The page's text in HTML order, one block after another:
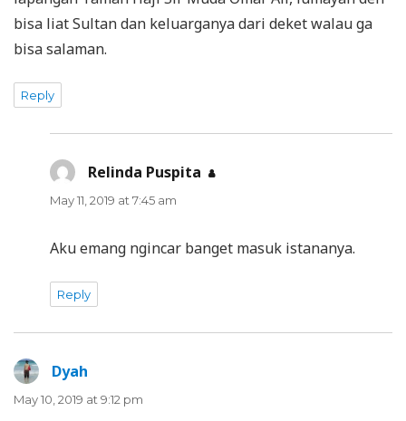
bisa liat Sultan dan keluarganya dari deket walau ga
bisa salaman.
Reply
Relinda Puspita says:
May 11, 2019 at 7:45 am
Aku emang ngincar banget masuk istananya.
Reply
Dyah
May 10, 2019 at 9:12 pm